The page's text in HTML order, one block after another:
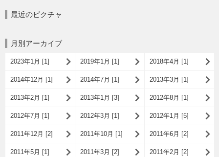
最近のピクチャ
月別アーカイブ
2023年1月 [1] 2019年1月 [1] 2018年4月 [1]
2014年12月 [1] 2014年7月 [1] 2013年3月 [1]
2013年2月 [1] 2013年1月 [3] 2012年8月 [1]
2012年7月 [1] 2012年3月 [1] 2012年1月 [5]
2011年12月 [2] 2011年10月 [1] 2011年6月 [2]
2011年5月 [1] 2011年3月 [2] 2011年2月 [2]